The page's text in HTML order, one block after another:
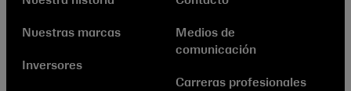
Nuestras marcas
Inversores
Medios de
comunicación
Carreras profesionales